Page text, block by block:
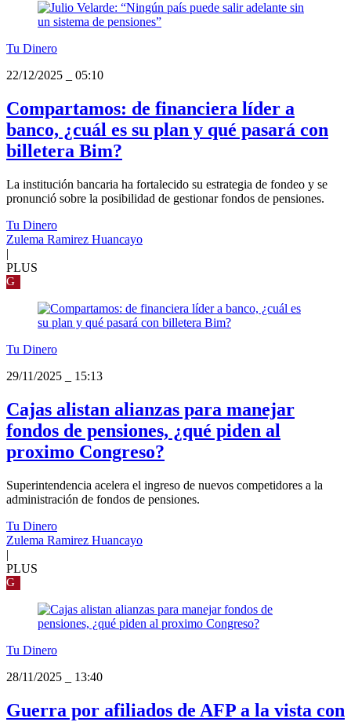
Tu Dinero
22/12/2025
05:10
Compartamos: de financiera líder a
banco, ¿cuál es su plan y qué pasará con
billetera Bim?
La institución bancaria ha fortalecido su estrategia de fondeo y se
pronunció sobre la posibilidad de gestionar fondos de pensiones.
Tu Dinero
Zulema Ramirez Huancayo
|
PLUS
G
Tu Dinero
29/11/2025
15:13
Cajas alistan alianzas para manejar
fondos de pensiones, ¿qué piden al
proximo Congreso?
Superintendencia acelera el ingreso de nuevos competidores a la
administración de fondos de pensiones.
Tu Dinero
Zulema Ramirez Huancayo
|
PLUS
G
Tu Dinero
28/11/2025
13:40
Guerra por afiliados de AFP a la vista con